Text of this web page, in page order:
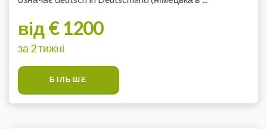
від € 1200
за 2 тижні
БІЛЬШЕ